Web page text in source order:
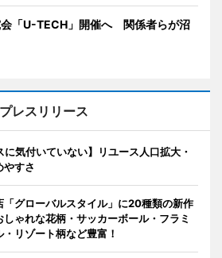
会「U-TECH」開催へ 関係者らが沼
プレスリリース
に気付いていない】リユース人口拡大・
やすさ
「グローバルスタイル」に20種類の新作
ゃれな花柄・サッカーボール・フラミ
リゾート柄など豊富！